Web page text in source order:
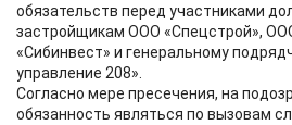
обязательств перед участниками
застройщикам ООО «Спецстрой»,
«Сибинвест» и генеральному
управление 208».
Согласно мере пресечения, на
обязанность являться по вызовам